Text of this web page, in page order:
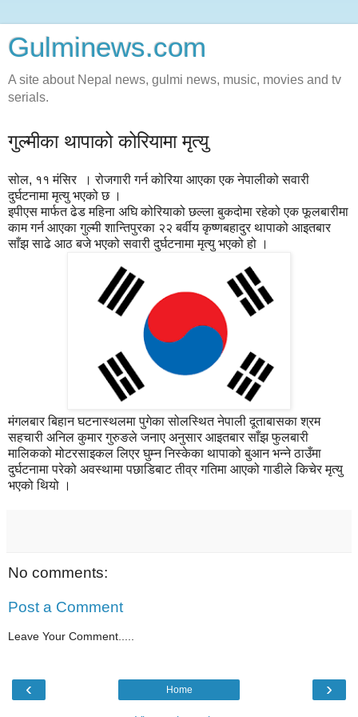
Gulminews.com
A site about Nepal news, gulmi news, music, movies and tv
serials.
गुल्मीका थापाको कोरियामा मृत्यु
सोल, ११ मंसिर । रोजगारी गर्न कोरिया आएका एक नेपालीको सवारी
दुर्घटनामा मृत्यु भएको छ ।
इपीएस मार्फत ढेड महिना अघि कोरियाको छल्ला बुकदोमा रहेको एक फूलबारीमा
काम गर्न आएका गुल्मी शान्तिपुरका २२ बर्वीय कृष्णबहादुर थापाको आइतबार
साँझ साढे आठ बजे भएको सवारी दुर्घटनामा मृत्यु भएको हो ।
मंगलबार बिहान घटनास्थलमा पुगेका सोलस्थित नेपाली दूताबासका श्रम
सहचारी अनिल कुमार गुरुङले जनाए अनुसार आइतबार साँझ फुलबारी
मालिकको मोटरसाइकल लिएर घुम्न निस्केका थापाको बुआन भन्ने ठाउँमा
दुर्घटनामा परेको अवस्थामा पछाडिबाट तीव्र गतिमा आएको गाडीले किचेर मृत्यु
भएको थियो ।
No comments:
Post a Comment
Leave Your Comment.....
‹ ›
Home